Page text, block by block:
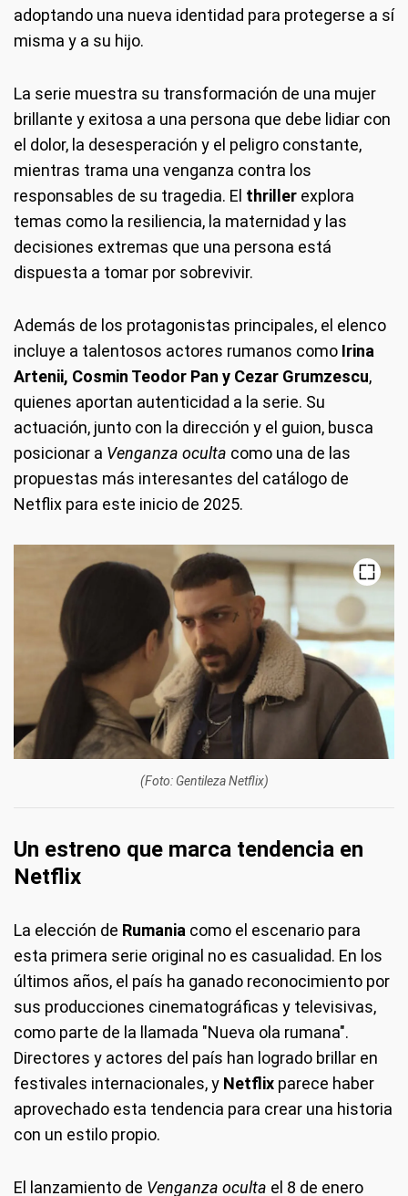
adoptando una nueva identidad para protegerse a sí
misma y a su hijo.
La serie muestra su transformación de una mujer
brillante y exitosa a una persona que debe lidiar con
el dolor, la desesperación y el peligro constante,
mientras trama una venganza contra los
responsables de su tragedia. El thriller explora
temas como la resiliencia, la maternidad y las
decisiones extremas que una persona está
dispuesta a tomar por sobrevivir.
Además de los protagonistas principales, el elenco
incluye a talentosos actores rumanos como Irina
Artenii, Cosmin Teodor Pan y Cezar Grumzescu,
quienes aportan autenticidad a la serie. Su
actuación, junto con la dirección y el guion, busca
posicionar a Venganza oculta como una de las
propuestas más interesantes del catálogo de
Netflix para este inicio de 2025.
(Foto: Gentileza Netflix)
Un estreno que marca tendencia en
Netflix
La elección de Rumania como el escenario para
esta primera serie original no es casualidad. En los
últimos años, el país ha ganado reconocimiento por
sus producciones cinematográficas y televisivas,
como parte de la llamada "Nueva ola rumana".
Directores y actores del país han logrado brillar en
festivales internacionales, y Netflix parece haber
aprovechado esta tendencia para crear una historia
con un estilo propio.
El lanzamiento de Venganza oculta el 8 de enero